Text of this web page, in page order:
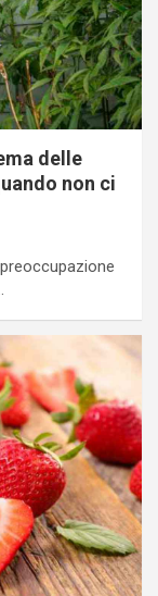
delle
non ci